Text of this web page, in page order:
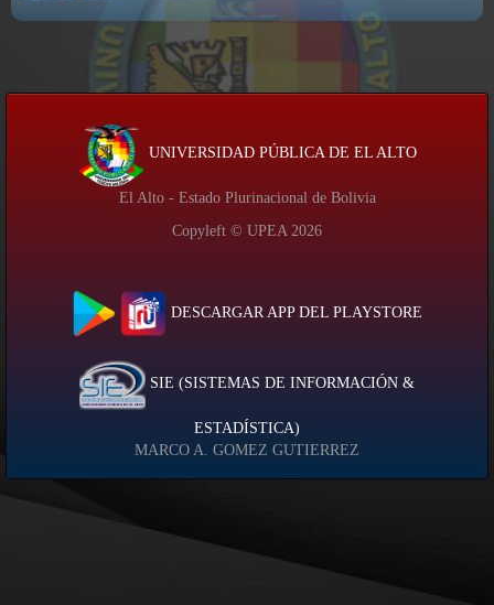
UNIVERSIDAD PÚBLICA DE EL ALTO
El Alto - Estado Plurinacional de Bolivia
Copyleft © UPEA 2026
DESCARGAR APP DEL PLAYSTORE
SIE (SISTEMAS DE INFORMACIÓN &
ESTADÍSTICA)
MARCO A. GOMEZ GUTIERREZ